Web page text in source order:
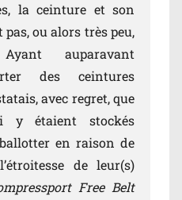
la ceinture et son
ou alors très peu,
auparavant
des ceintures
avec regret, que
y étaient stockés
en raison de
de leur(s)
Free Belt